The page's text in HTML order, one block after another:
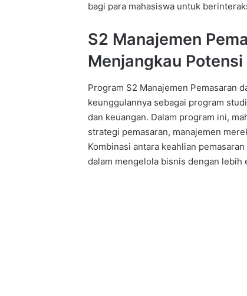
bagi para mahasiswa untuk
S2 Manajemen
Menjangkau
Program S2 Manajemen Pemasaran
keunggulannya sebagai program
dan keuangan. Dalam program ini,
strategi pemasaran, manajemen
Kombinasi antara keahlian
dalam mengelola bisnis dengan lebih